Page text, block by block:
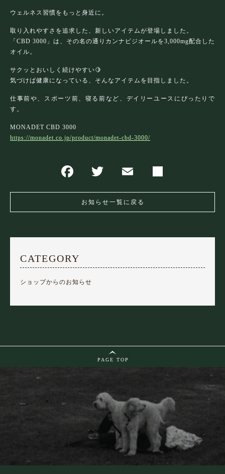
お問い合わせ
ウェルネス習慣をもっと身近に。
取り入れやすさを追求した、新しいアイテムが登場しました。
「CBD 3000」は、その名の通りカンナビジオールを3,000mg配合した
オイル。
サクッとおいしく続けやすい🍋
気づけば健康になっている、そんなアイテムを目指しました。
仕事前や、スポーツ前、寝る前など、デイリーユースにぴったりで
す。
MONADET CBD 3000
https://monadet.co.jp/product/monadet-cbd-3000/
お知らせ一覧に戻る
CATEGORY
ショップからのお知らせ
PAGE TOP